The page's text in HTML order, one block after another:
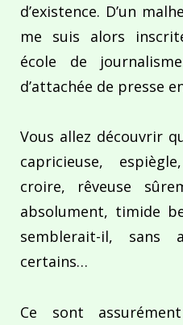
d’existence. D’un
me suis alors
école de
d’attachée de presse
Vous allez découvrir
capricieuse,
croire, rêveuse
absolument, timide
semblerait-il, sans
certains…
Ce sont